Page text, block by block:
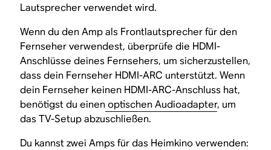
Lautsprecher verwendet wird.
Wenn du den Amp als Frontlautsprecher für den
Fernseher verwendest, überprüfe die HDMI-
Anschlüsse deines Fernsehers, um sicherzustellen,
dass dein Fernseher HDMI-ARC unterstützt. Wenn
dein Fernseher keinen HDMI-ARC-Anschluss hat,
benötigst du einenoptischen Audioadapter, um
das TV-Setup abzuschließen.
Du kannst zwei Amps für das Heimkino verwenden: